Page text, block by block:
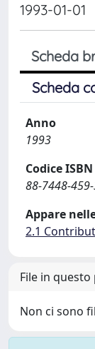
1993-01-01
Scheda
Scheda
Anno
1993
Codice ISBN
88-7448-
Appare
2.1
File in
Non ci sono